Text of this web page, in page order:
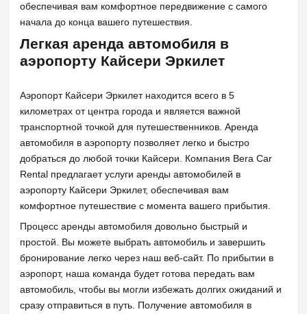
обеспечивая вам комфортное передвижение с самого
начала до конца вашего путешествия.
Легкая аренда автомобиля в
аэропорту Кайсери Эркилет
Аэропорт Кайсери Эркилет находится всего в 5
километрах от центра города и является важной
транспортной точкой для путешественников. Аренда
автомобиля в аэропорту позволяет легко и быстро
добраться до любой точки Кайсери. Компания Bera Car
Rental предлагает услуги аренды автомобилей в
аэропорту Кайсери Эркилет, обеспечивая вам
комфортное путешествие с момента вашего прибытия.
Процесс аренды автомобиля довольно быстрый и
простой. Вы можете выбрать автомобиль и завершить
бронирование легко через наш веб-сайт. По прибытии в
аэропорт, наша команда будет готова передать вам
автомобиль, чтобы вы могли избежать долгих ожиданий и
сразу отправиться в путь. Получение автомобиля в